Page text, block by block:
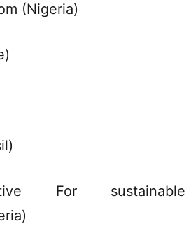
(Nigeria)
For sustainable